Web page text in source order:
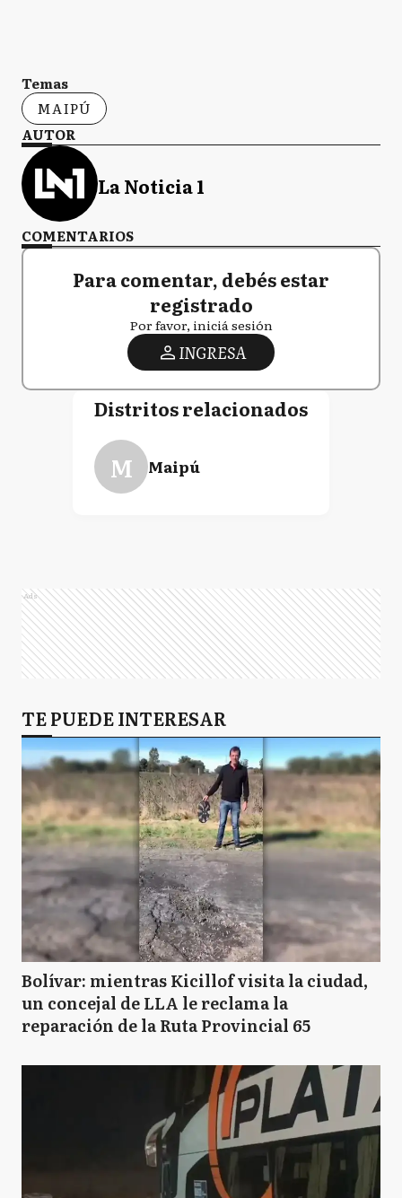
Temas
MAIPÚ
AUTOR
La Noticia 1
COMENTARIOS
Para comentar, debés estar
registrado
Por favor, iniciá sesión
INGRESA
Distritos relacionados
M Maipú
Ads
TE PUEDE INTERESAR
Bolívar: mientras Kicillof visita la ciudad,
un concejal de LLA le reclama la
reparación de la Ruta Provincial 65